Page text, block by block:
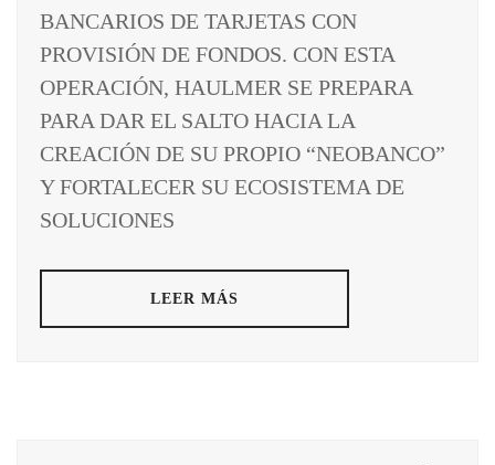
BANCARIOS DE TARJETAS CON
PROVISIÓN DE FONDOS. CON ESTA
OPERACIÓN, HAULMER SE PREPARA
PARA DAR EL SALTO HACIA LA
CREACIÓN DE SU PROPIO “NEOBANCO”
Y FORTALECER SU ECOSISTEMA DE
SOLUCIONES
LEER MÁS